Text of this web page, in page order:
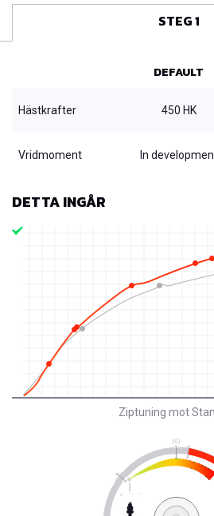
STEG 1
DEFAULT
Hästkrafter 450 HK
Vridmoment In
DETTA INGÅR
Ziptuning mot